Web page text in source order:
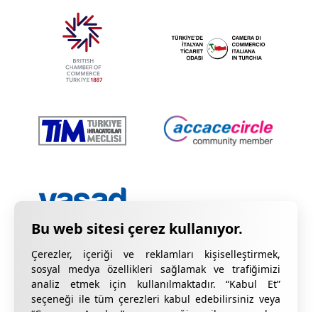
Çerezler, içeriği ve reklamları kişiselleştirmek,
sosyal medya özellikleri sağlamak ve trafiğimizi
analiz etmek için kullanılmaktadır. “Kabul Et”
seçeneği ile tüm çerezleri kabul edebilirsiniz veya